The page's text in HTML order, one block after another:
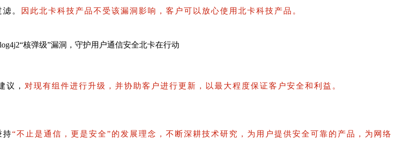
。
因此北卡科技产品不受该漏洞影响，客户可以放心使用北卡科技产品。
议， 对现有组件进行升级，并协助客户进行更新，以最大程度保证客户安全和利益。
持“不止是通信，更是安全”的发展理念，不断深耕技术研究，为用户提供安全可靠的产品，为网络